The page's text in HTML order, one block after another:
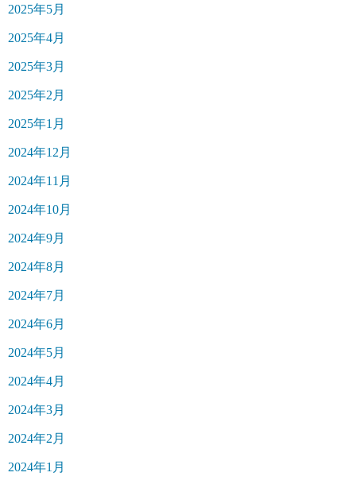
2025年5月
2025年4月
2025年3月
2025年2月
2025年1月
2024年12月
2024年11月
2024年10月
2024年9月
2024年8月
2024年7月
2024年6月
2024年5月
2024年4月
2024年3月
2024年2月
2024年1月